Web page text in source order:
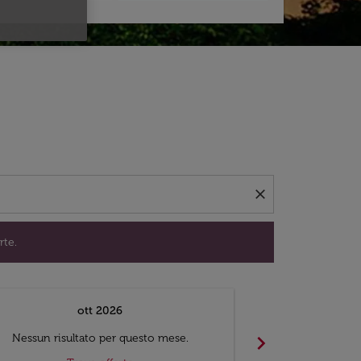
close
trovare offerte.
ott 2026
Nessun risultato per questo mese.
chevron_right